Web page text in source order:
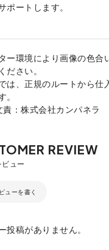
ポートします。
ー環境により画像の色合
ださい。
は、正規のルートから仕
。
責：株式会社カンパネラ
ューを書く
投稿がありません。